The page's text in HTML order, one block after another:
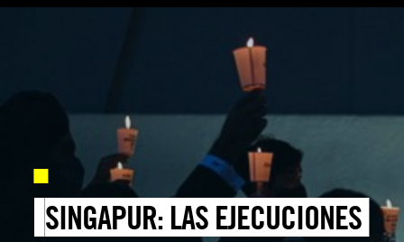
SINGAPUR: LAS EJECUCIONES